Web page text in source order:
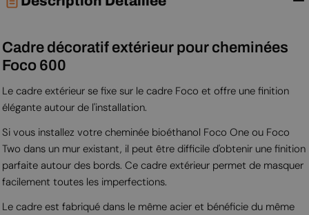
Cadre décoratif extérieur pour cheminées
Foco 600
Le cadre extérieur se fixe sur le cadre Foco et offre une finition
élégante autour de l'installation.
Si vous installez votre cheminée bioéthanol Foco One ou Foco
Two dans un mur existant, il peut être difficile d'obtenir une finition
parfaite autour des bords. Ce cadre extérieur permet de masquer
facilement toutes les imperfections.
Le cadre est fabriqué dans le même acier et bénéficie du même